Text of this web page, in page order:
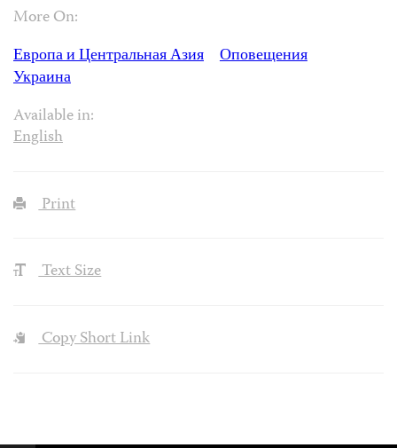
More On:
Европа и Центральная Азия
Оповещения
Украина
Available in:
English
Print
Text Size
Copy Short Link